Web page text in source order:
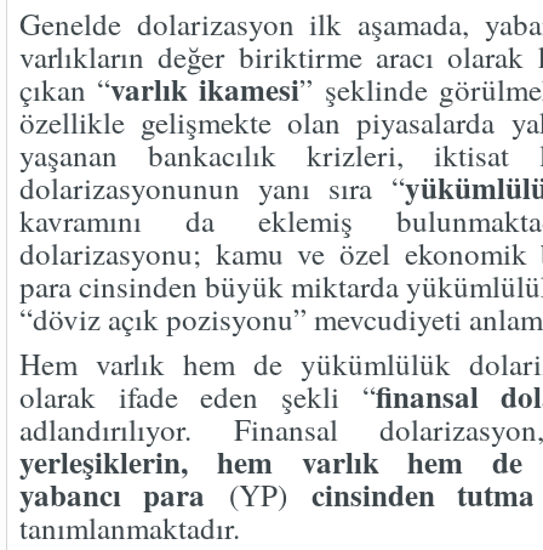
Genelde dolarizasyon ilk aşamada,
varlıkların değer biriktirme aracı olarak
çıkan “varlık ikamesi” şeklinde
özellikle gelişmekte olan piyasalarda
yaşanan bankacılık krizleri, iktisat
dolarizasyonunun yanı sıra “
kavramını da eklemiş
dolarizasyonu; kamu ve özel ekonomik
para cinsinden büyük miktarda
“döviz açık pozisyonu” mevcudiyeti
Hem varlık hem de yükümlülük
olarak ifade eden şekli “finansal
adlandırılıyor. Finansal
yerleşiklerin, hem varlık hem de
yabancı para (YP) cinsinden
tanımlanmaktadır.